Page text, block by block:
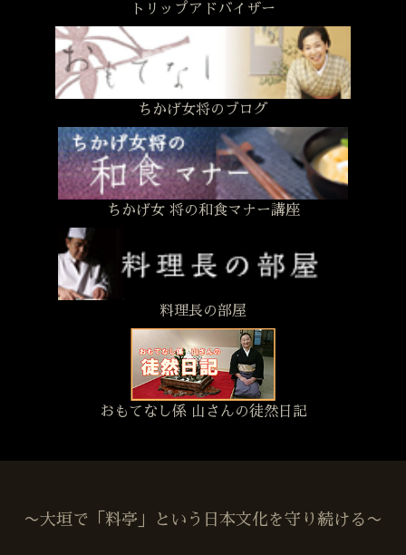
トリップアドバイザー
ちかげ女将のブログ
ちかげ女 将の和食マナー講座
料理長の部屋
おもてなし係 山さんの徒然日記
〜大垣で「料亭」という日本文化を守り続ける〜